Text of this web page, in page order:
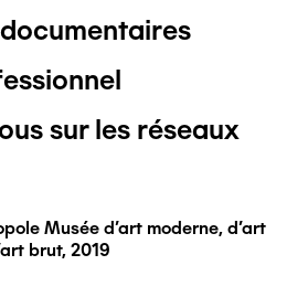
sur les réseaux
Musée d'art moderne, d'art
brut, 2019